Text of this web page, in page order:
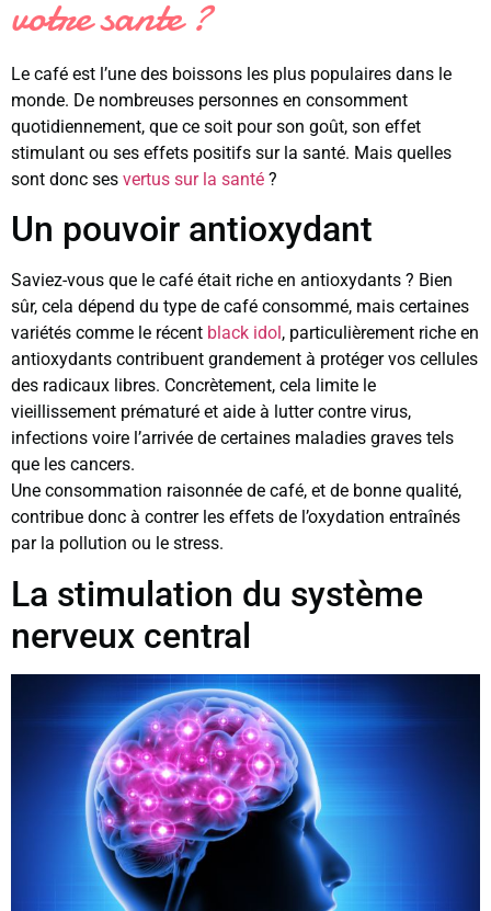
votre sante ?
Le café est l’une des boissons les plus populaires dans le
monde. De nombreuses personnes en consomment
quotidiennement, que ce soit pour son goût, son effet
stimulant ou ses effets positifs sur la santé. Mais quelles
sont donc ses vertus sur la santé ?
Un pouvoir antioxydant
Saviez-vous que le café était riche en antioxydants ? Bien
sûr, cela dépend du type de café consommé, mais certaines
variétés comme le récent black idol , particulièrement riche en
antioxydants contribuent grandement à protéger vos cellules
des radicaux libres. Concrètement, cela limite le
vieillissement prématuré et aide à lutter contre virus,
infections voire l’arrivée de certaines maladies graves tels
que les cancers.
Une consommation raisonnée de café, et de bonne qualité,
contribue donc à contrer les effets de l’oxydation entraînés
par la pollution ou le stress.
La stimulation du système
nerveux central